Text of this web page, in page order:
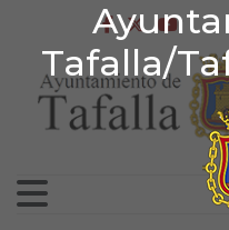
Tafalla/
Ir al contenidofacebook